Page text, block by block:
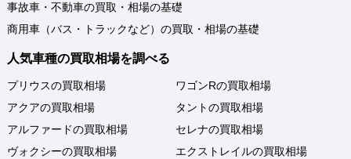
事故車・不動車の買取・相場の基礎
商用車（バス・トラックなど）の買取・相場の基礎
人気車種の買取相場を調べる
プリウスの買取相場
アクアの買取相場
アルファードの買取相場
ヴォクシーの買取相場
ワゴンRの買取相場
タントの買取相場
セレナの買取相場
エクストレイルの買取相場